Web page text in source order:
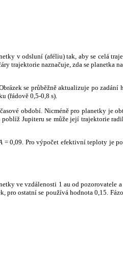
v odsluní (aféliu) tak, aby se celá
trajektorie naznačuje, zda se planetka
se průběžně aktualizuje po zadání
(řádově 0,5-0,8 s).
období. Nicméně pro planetky je
Jupiteru se může její trajektorie
= 0,09. Pro výpočet efektivní teploty je
ve vzdálenosti 1 au od pozorovatele
pro ostatní se používá hodnota 0,15.